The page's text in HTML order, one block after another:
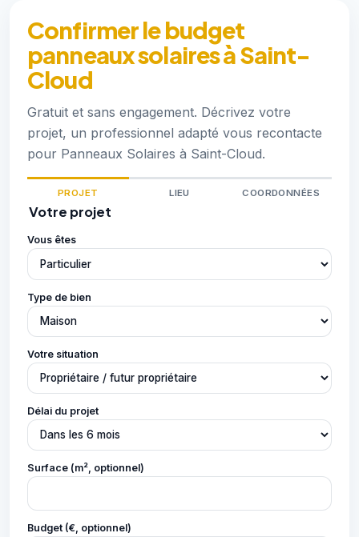
Confirmer le budget
panneaux solaires à Saint-
Cloud
Gratuit et sans engagement. Décrivez votre
projet, un professionnel adapté vous recontacte
pour Panneaux Solaires à Saint-Cloud.
PROJET LIEU COORDONNÉES
Votre projet
Vous êtes
Type de bien
Votre situation
Délai du projet
Surface (m², optionnel)
Budget (€, optionnel)